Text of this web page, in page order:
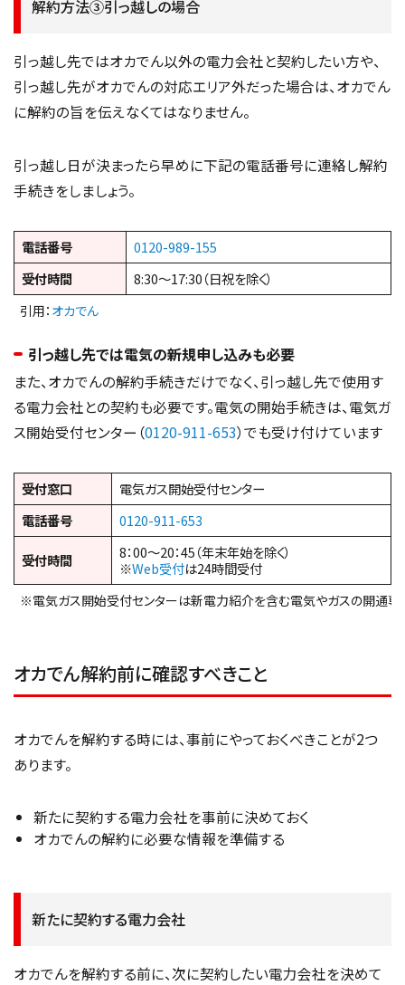
解約方法③引っ越しの場合
引っ越し先ではオカでん以外の電力会社と契約したい方や、
引っ越し先がオカでんの対応エリア外だった場合は、オカでん
に解約の旨を伝えなくてはなりません。
引っ越し日が決まったら早めに下記の電話番号に連絡し解約
手続きをしましょう。
電話番号
0120-989-155
受付時間
8:30～17:30（日祝を除く）
引用： オカでん
引っ越し先では電気の新規申し込みも必要
また、オカでんの解約手続きだけでなく、引っ越し先で使用す
る電力会社との契約も必要です。電気の開始手続きは、電気ガ
ス開始受付センター（0120-911-653）でも受け付けています
受付窓口
電気ガス開始受付センター
電話番号
0120-911-653
受付時間
8：00～20：45（年末年始を除く）
※Web受付は24時間受付
※電気ガス開始受付センターは新電力紹介を含む電気やガスの開通専
オカでん解約前に確認すべきこと
オカでんを解約する時には、事前にやっておくべきことが2つ
あります。
新たに契約する電力会社を事前に決めておく
オカでんの解約に必要な情報を準備する
新たに契約する電力会社
オカでんを解約する前に、次に契約したい電力会社を決めて